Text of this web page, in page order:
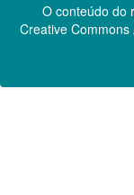
O conteúdo do
Creative Commons